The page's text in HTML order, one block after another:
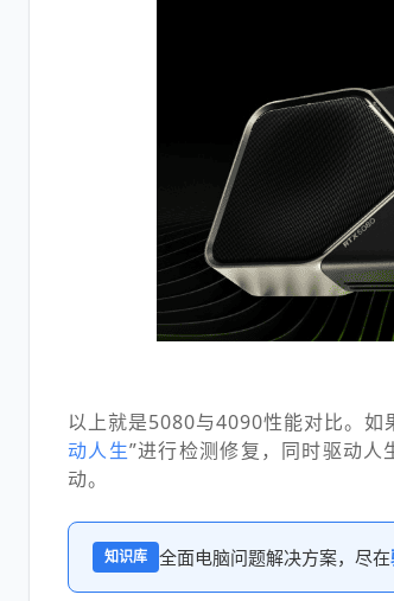
以上就是5080与4090性能对比。如
动人生”进行检测修复，同时驱动
动。
知识库 全面电脑问题解决方案，尽在